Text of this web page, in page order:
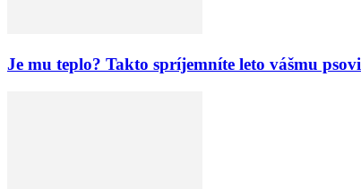
Je mu teplo? Takto spríjemníte leto vášmu psovi